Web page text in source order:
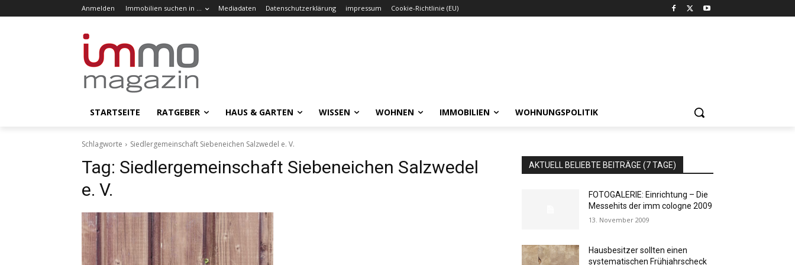
Anmelden Immobilien suchen in … Mediadaten Datenschutzerklärung impressum Cookie-Richtlinie (EU)
STARTSEITE RATGEBER HAUS & GARTEN WISSEN WOHNEN IMMOBILIEN WOHNUNGSPOLITIK
Schlagworte Siedlergemeinschaft Siebeneichen Salzwedel e. V.
Tag: Siedlergemeinschaft Siebeneichen Salzwedel
e. V.
AKTUELL BELIEBTE BEITRÄGE (7 TAGE)
FOTOGALERIE: Einrichtung – Die
Messehits der imm cologne 2009
13. November 2009
Hausbesitzer sollten einen
systematischen Frühjahrscheck